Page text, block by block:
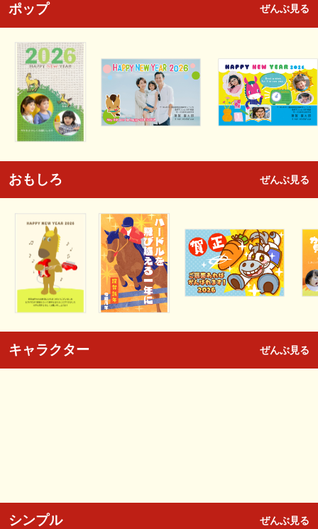
ポップ ぜんぶ見る
おもしろ ぜんぶ見る
キャラクター ぜんぶ見る
シンプル ぜんぶ見る